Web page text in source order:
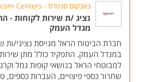
באבקום סנטרס - Babcom Centers
נציג /ת שירות לקוחות -
מגדל העמק
חברת הביטוח הראל מגייסת נציגי/ות
במגדל העמק. התפקיד כולל מתן
למבוטחי הראל בנושאי קופות גמל
שחרור כספי פיצויים, העברות כספים,